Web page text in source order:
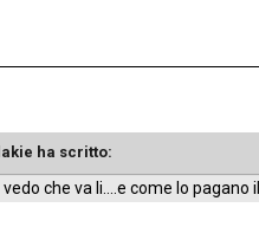
ha scritto:
che va li....e come lo pagano